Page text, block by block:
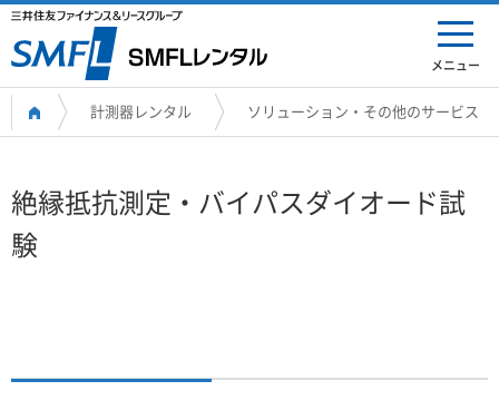
メニュー
計測器レンタル ソリューション・その他のサービス
絶縁抵抗測定・バイパスダイオード試
験